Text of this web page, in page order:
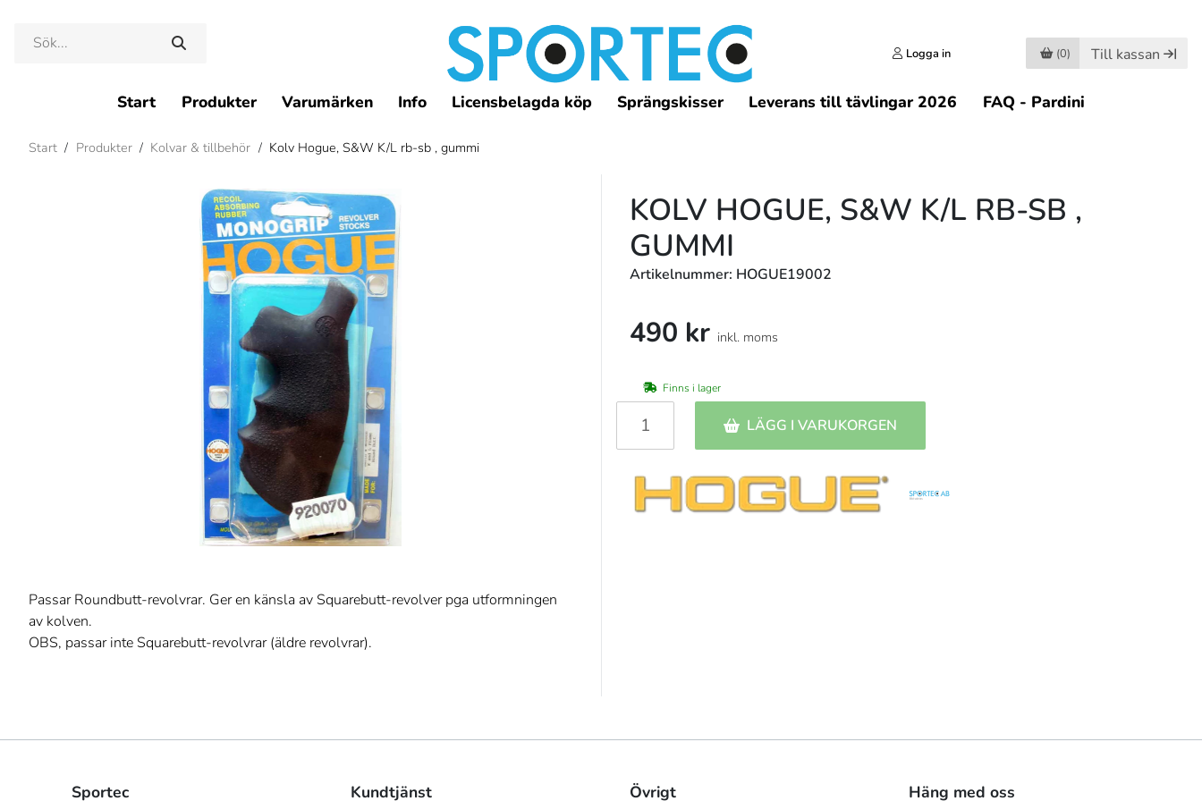
Logga in (0) Till kassan
Start Produkter Varumärken Info Licensbelagda köp Sprängskisser Leverans till tävlingar 2026 FAQ - Pardini
Start / Produkter / Kolvar & tillbehör / Kolv Hogue, S&W K/L rb-sb , gummi
KOLV HOGUE, S&W K/L RB-SB ,
GUMMI
Artikelnummer: HOGUE19002
490 kr inkl. moms
Finns i lager
LÄGG I VARUKORGEN
Passar Roundbutt-revolvrar. Ger en känsla av Squarebutt-revolver pga utformningen
av kolven.
OBS, passar inte Squarebutt-revolvrar (äldre revolvrar).
Sportec Kundtjänst Övrigt Häng med oss